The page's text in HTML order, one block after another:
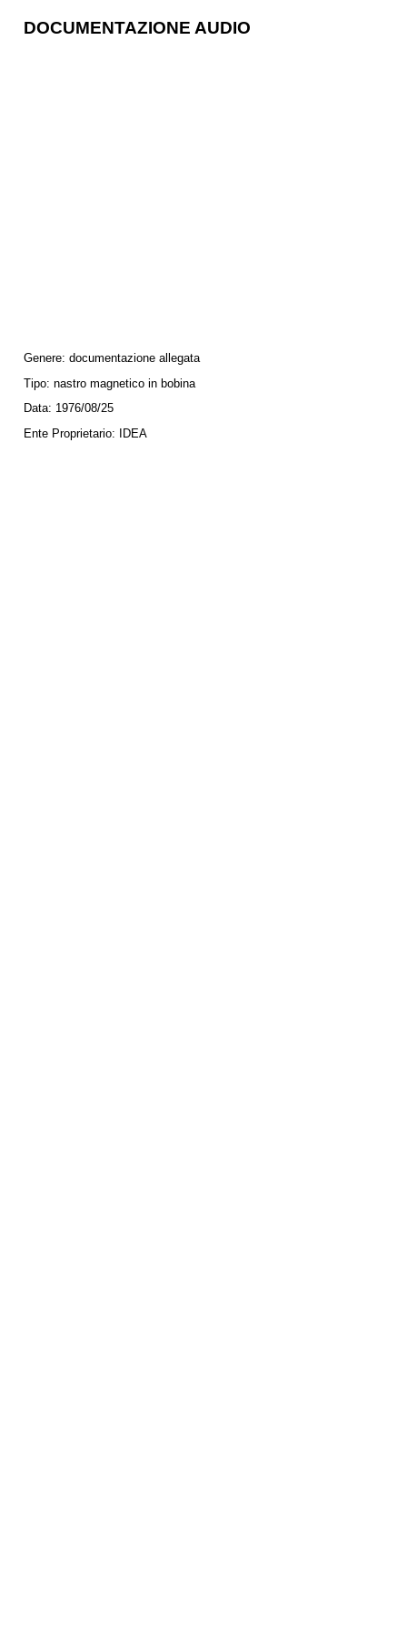
DOCUMENTAZIONE AUDIO
Genere: documentazione allegata
Tipo: nastro magnetico in bobina
Data: 1976/08/25
Ente Proprietario:
IDEA